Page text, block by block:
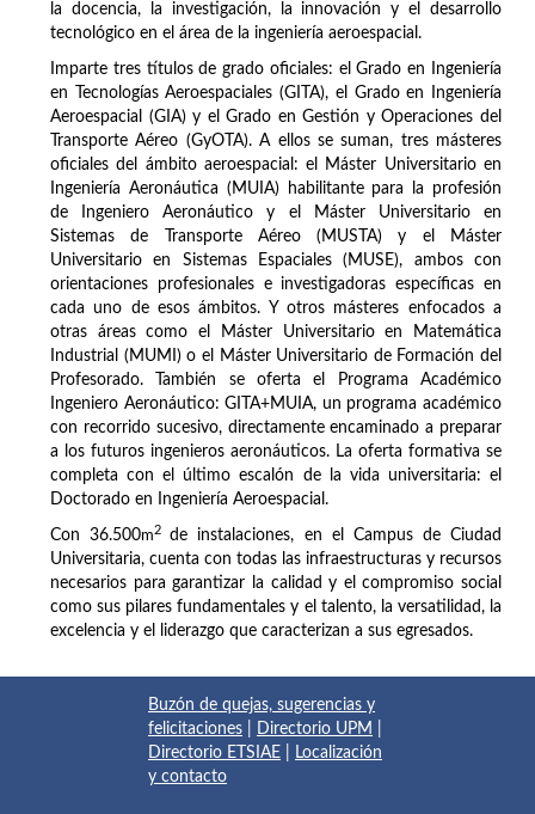
la docencia, la investigación, la innovación y el desarrollo
tecnológico en el área de la ingeniería aeroespacial.
Imparte tres títulos de grado oficiales: el Grado en Ingeniería
en Tecnologías Aeroespaciales (GITA), el Grado en Ingeniería
Aeroespacial (GIA) y el Grado en Gestión y Operaciones del
Transporte Aéreo (GyOTA). A ellos se suman, tres másteres
oficiales del ámbito aeroespacial: el Máster Universitario en
Ingeniería Aeronáutica (MUIA) habilitante para la profesión
de Ingeniero Aeronáutico y el Máster Universitario en
Sistemas de Transporte Aéreo (MUSTA) y el Máster
Universitario en Sistemas Espaciales (MUSE), ambos con
orientaciones profesionales e investigadoras específicas en
cada uno de esos ámbitos. Y otros másteres enfocados a
otras áreas como el Máster Universitario en Matemática
Industrial (MUMI) o el Máster Universitario de Formación del
Profesorado. También se oferta el Programa Académico
Ingeniero Aeronáutico: GITA+MUIA, un programa académico
con recorrido sucesivo, directamente encaminado a preparar
a los futuros ingenieros aeronáuticos. La oferta formativa se
completa con el último escalón de la vida universitaria: el
Doctorado en Ingeniería Aeroespacial.
Con 36.500m2
de instalaciones, en el Campus de Ciudad
Universitaria, cuenta con todas las infraestructuras y recursos
necesarios para garantizar la calidad y el compromiso social
como sus pilares fundamentales y el talento, la versatilidad, la
excelencia y el liderazgo que caracterizan a sus egresados.
Buzón de quejas, sugerencias y
felicitaciones
Directorio UPM
Directorio ETSIAE
Localización
y contacto